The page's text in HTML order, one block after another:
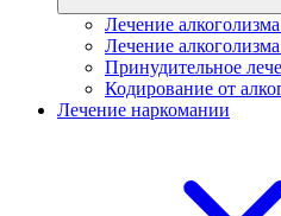
Лечение
Лечение
Принудительное
Кодирование от
Лечение наркомании